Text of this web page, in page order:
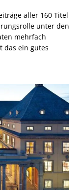
aller 160 Titel
unter den
mehrfach
das ein gutes